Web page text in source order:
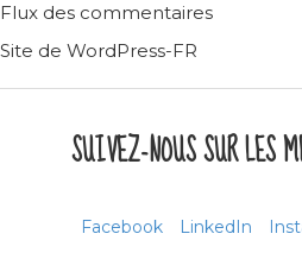
Flux des commentaires
Site de WordPress-FR
SUIVEZ-NOUS SUR LES
Facebook LinkedIn